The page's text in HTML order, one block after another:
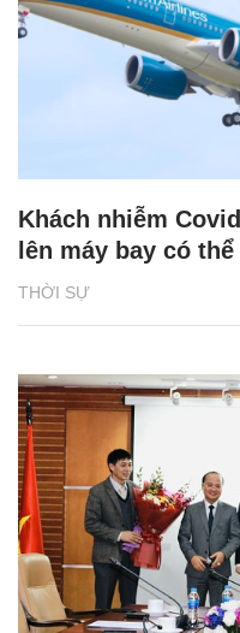
THỜI SỰ
Khách nhiễm
lên máy bay có